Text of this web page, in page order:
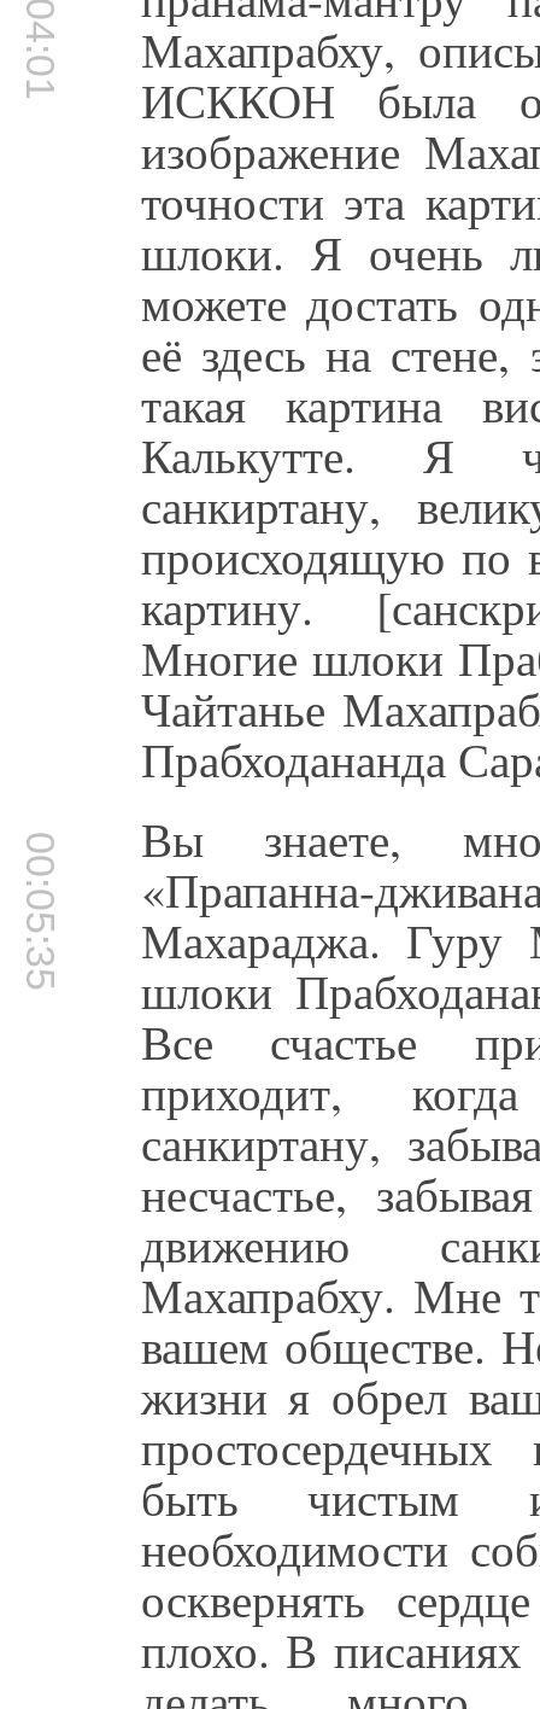
Махапрабху,
ИСККОН была
изображение
точности эта
шлоки. Я очень
можете достать
её здесь на стене,
такая картина
Калькутте. Я
санкиртану,
происходящую по
картину.
Многие шлоки
Чайтанье
Прабходананда
00:05:35 Вы знаете,
«Прапанна-
Махараджа. Гуру
шлоки
Все счастье
приходит,
санкиртану,
несчастье,
движению
Махапрабху. Мне
вашем обществе.
жизни я обрел
быть чистым
необходимости
осквернять
плохо. В писаниях